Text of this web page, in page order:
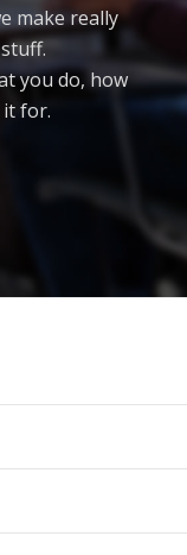
make really
you do, how
it for.